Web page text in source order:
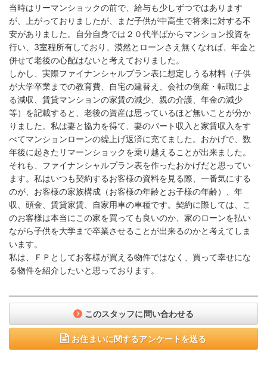
当時はリーマンショックの前で、給与も少しずつではあります
が、上がっておりましたが、まだ子供が中高生で将来に対する不
安がありました。自分自身では２０代半ばからマンション投資を
行い、3室程所有しており、漠然とローンさえ無くなれば、年金と
併せて老後の心配はないと考えておりました。
しかし、実際ファイナンシャルプラン表に想定しうる材料（子供
が大学卒業までの教育費、自宅の建替え、会社の倒産・転職によ
る減収、賃貸マンションの家賃の減少、親の介護、年金の減少
等）を記載すると、老後の資産は思っているほど無いことが分か
りました。私は妻と協力を得て、妻のパート収入と家賃収入をす
べてマンションローンの繰上げ返済に充てました。おかげで、数
年後に起きたリマーンショックを乗り越えることが出来ました。
それも、ファイナンシャルプラン表を作ったおかげだと思ってい
ます。私はいつも契約するお客様の資料を見る際、一番気にする
のが、お客様の家族構成（お客様の年齢とお子様の年齢）、年
収、頭金、賃貸家賃、自家用車の車種です。契約に際しては、こ
のお客様は本当にこの家を買っても良いのか、家のローンを払い
ながら子供を大学まで卒業させることが出来るのかと考えてしま
います。
私は、ＦＰとしてお客様が買える物件ではなく、買って幸せにな
る物件を紹介したいと思っております。
このスタッフに問い合わせる
お住まいに関するアンケートを送る